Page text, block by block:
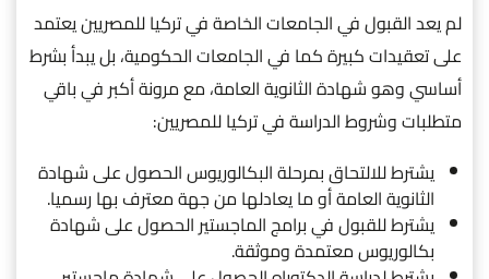
لم يعد القبول في الجامعات الخاصة في تركيا للمصريين يعتمد
على تعقيدات كبيرة كما في الجامعات الحكومية، بل يبدأ بشرط
أساسي وهو شهادة الثانوية العامة، مع مرونة أكبر في باقي
متطلبات وشروط الدراسة في تركيا للمصريين:
يشترط للالتحاق بمرحلة البكالوريوس الحصول على شهادة
الثانوية العامة أو ما يعادلها من جهة معترف بها رسميا.
يشترط للقبول في برامج الماجستير الحصول على شهادة
بكالوريوس معتمدة وموثقة.